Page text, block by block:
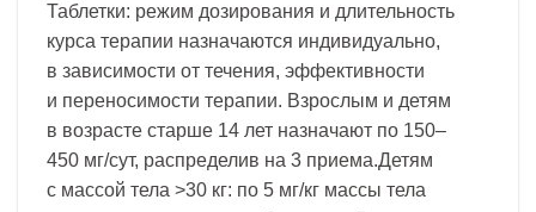
Таблетки: режим дозирования и длительность
курса терапии назначаются индивидуально,
в зависимости от течения, эффективности
и переносимости терапии. Взрослым и детям
в возрасте старше 14 лет назначают по 150–
450 мг/сут, распределив на 3 приема.Детям
с массой тела >30 кг: по 5 мг/кг массы тела